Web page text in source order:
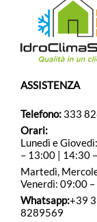
ASSISTENZA
Telefono: 333
Orari:
Lunedì e
– 13:00 | 14:30
Martedì,
Venerdì: 09:00
Whatsapp:+39
8289569